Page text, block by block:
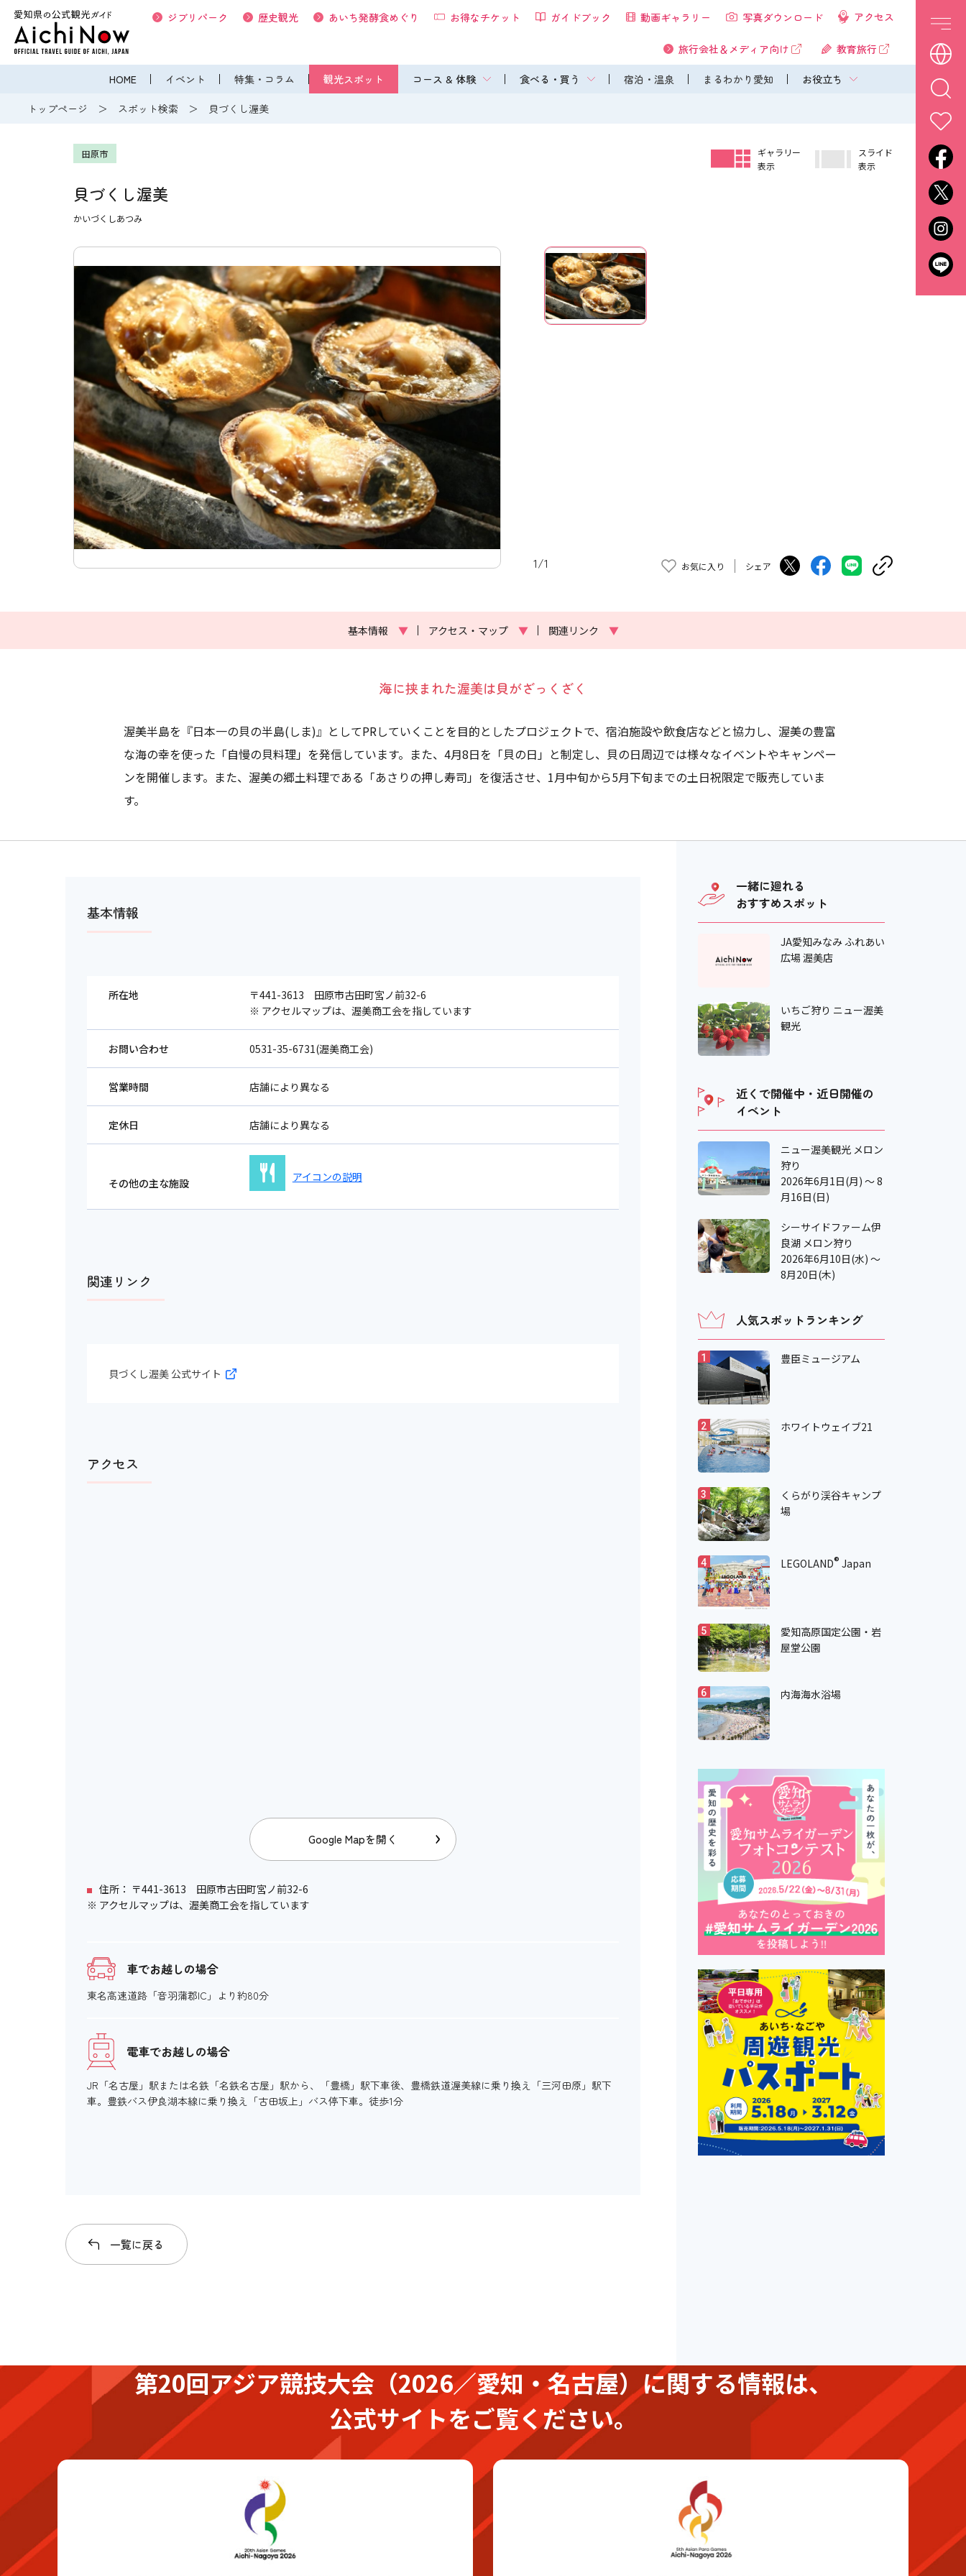
HOME イベント 特集・コラム 観光スポット コース & 体験 食べる・買う 宿泊・温泉 まるわかり愛知 お役立ち
ジブリパーク 歴史観光 あいち発酵食めぐり お得なチケット ガイドブック 動画ギャラリー 写真ダウンロード アクセス
旅行会社＆メディア向け 教育旅行
トップページ スポット検索 貝づくし渥美
田原市
貝づくし渥美
かいづくしあつみ
ギャラリー
表示
スライド
表示
1/1 お気に入り シェア
基本情報 ▼ アクセス・マップ ▼ 関連リンク ▼
海に挟まれた渥美は貝がざっくざく
渥美半島を『日本一の貝の半島(しま)』としてPRしていくことを目的としたプロジェクトで、宿泊施設や飲食店などと協力し、渥美の豊富
な海の幸を使った「自慢の貝料理」を発信しています。また、4月8日を「貝の日」と制定し、貝の日周辺では様々なイベントやキャンペー
ンを開催します。また、渥美の郷土料理である「あさりの押し寿司」を復活させ、1月中旬から5月下旬までの土日祝限定で販売していま
す。
基本情報
所在地
〒441-3613 田原市古田町宮ノ前32-6
※ アクセルマップは、渥美商工会を指しています
お問い合わせ 0531-35-6731(渥美商工会)
営業時間 店舗により異なる
定休日 店舗により異なる
その他の主な施設 アイコンの説明
関連リンク
貝づくし渥美 公式サイト
アクセス
Google Mapを開く
住所： 〒441-3613 田原市古田町宮ノ前32-6
※ アクセルマップは、渥美商工会を指しています
車でお越しの場合
東名高速道路「音羽蒲郡IC」より約80分
電車でお越しの場合
JR「名古屋」駅または名鉄「名鉄名古屋」駅から、「豊橋」駅下車後、豊橋鉄道渥美線に乗り換え「三河田原」駅下
車。豊鉄バス伊良湖本線に乗り換え「古田坂上」バス停下車。徒歩1分
一覧に戻る
一緒に廻れる
おすすめスポット
JA愛知みなみ ふれあい
広場 渥美店
いちご狩り ニュー渥美
観光
近くで開催中・近日開催の
イベント
ニュー渥美観光 メロン
狩り
2026年6月1日(月) ～ 8
月16日(日)
シーサイドファーム伊
良湖 メロン狩り
2026年6月10日(水) ～
8月20日(木)
人気スポットランキング
1 豊臣ミュージアム
2 ホワイトウェイブ21
3
くらがり渓谷キャンプ
場
4 LEGOLAND® Japan
5
愛知高原国定公園・岩
屋堂公園
6 内海海水浴場
第20回アジア競技大会（2026／愛知・名古屋）に関する情報は、
公式サイトをご覧ください。